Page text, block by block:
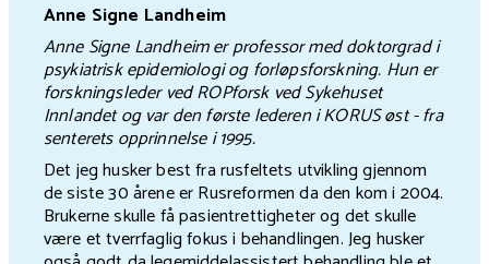
Anne Signe Landheim
Anne Signe Landheim er professor med doktorgrad i
psykiatrisk epidemiologi og forløpsforskning. Hun er
forskningsleder ved ROPforsk ved Sykehuset
Innlandet og var den første lederen i KORUS øst - fra
senterets opprinnelse i 1995.
Det jeg husker best fra rusfeltets utvikling gjennom
de siste 30 årene er Rusreformen da den kom i 2004.
Brukerne skulle få pasientrettigheter og det skulle
være et tverrfaglig fokus i behandlingen. Jeg husker